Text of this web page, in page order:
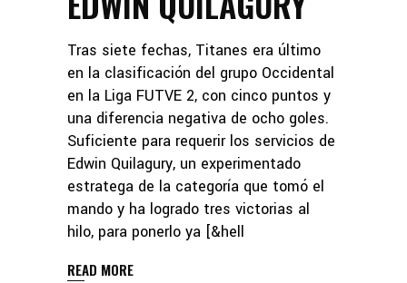
Tras siete fechas, Titanes era último
en la clasificación del grupo Occidental
en la Liga FUTVE 2, con cinco puntos y
una diferencia negativa de ocho goles.
Suficiente para requerir los servicios de
Edwin Quilagury, un experimentado
estratega de la categoría que tomó el
mando y ha logrado tres victorias al
hilo, para ponerlo ya [&hell
READ MORE